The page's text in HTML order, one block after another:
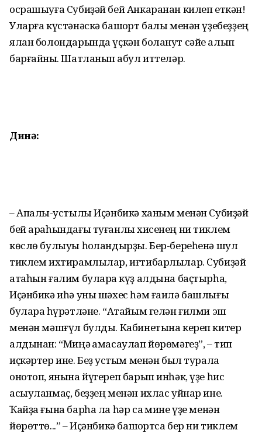
осрашыуға Субиҙәй бей Анкаранан килеп еткән!
Уларға күстәнәскә башҡорт балы ме­нән үҙебеҙҙең
ялан болондарында үҫкән боланут сәйе алып
бар­ғайныҡ. Шатланып ҡабул иттеләр.
Динә:
– Апалы-ҡустылы Иҫәнбикә ханым менән Субиҙәй
бей араһындағы туғанлыҡ хисенең ни тиклем
көслө булыуы һоҡландырҙы. Бер-бере­һенә шул
тиклем ихтирамлылар, иғтибар­лылар. Субиҙәй
атаһын ғалим була­раҡ күҙ алдына баҫ­тырһа,
Иҫәнбикә иһә уны шәхес һәм ғаилә башлығы
булараҡ һүрәтләне. “Атайым гелән ғилми эш
менән мәшғүл булды. Кабинетына кереп китер
алдынан: “Миңә ҡамасаулап йөрөмәгеҙ”, – тип
иҫкәр­тер ине. Беҙ ҡустым менән был турала
онотоп, янына йүгереп барып инһәк, үҙе һис
асыуланмаҫ, беҙҙең менән ихлас уйнар ине.
Ҡайҙа ғына барһа ла һәр саҡ мине үҙе менән
йөрөт­тө...” – Иҫәнбикә башҡортса бер ни тиклем